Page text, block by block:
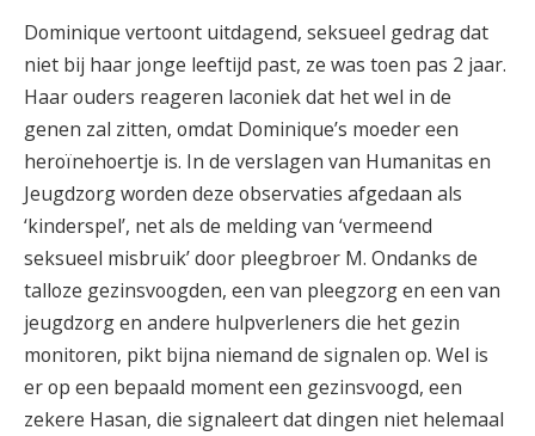
Dominique vertoont uitdagend, seksueel gedrag dat
niet bij haar jonge leeftijd past, ze was toen pas 2 jaar.
Haar ouders reageren laconiek dat het wel in de
genen zal zitten, omdat Dominique’s moeder een
heroïnehoertje is. In de verslagen van Humanitas en
Jeugdzorg worden deze observaties afgedaan als
‘kinderspel’, net als de melding van ‘vermeend
seksueel misbruik’ door pleegbroer M. Ondanks de
talloze gezinsvoogden, een van pleegzorg en een van
jeugdzorg en andere hulpverleners die het gezin
monitoren, pikt bijna niemand de signalen op. Wel is
er op een bepaald moment een gezinsvoogd, een
zekere Hasan, die signaleert dat dingen niet helemaal